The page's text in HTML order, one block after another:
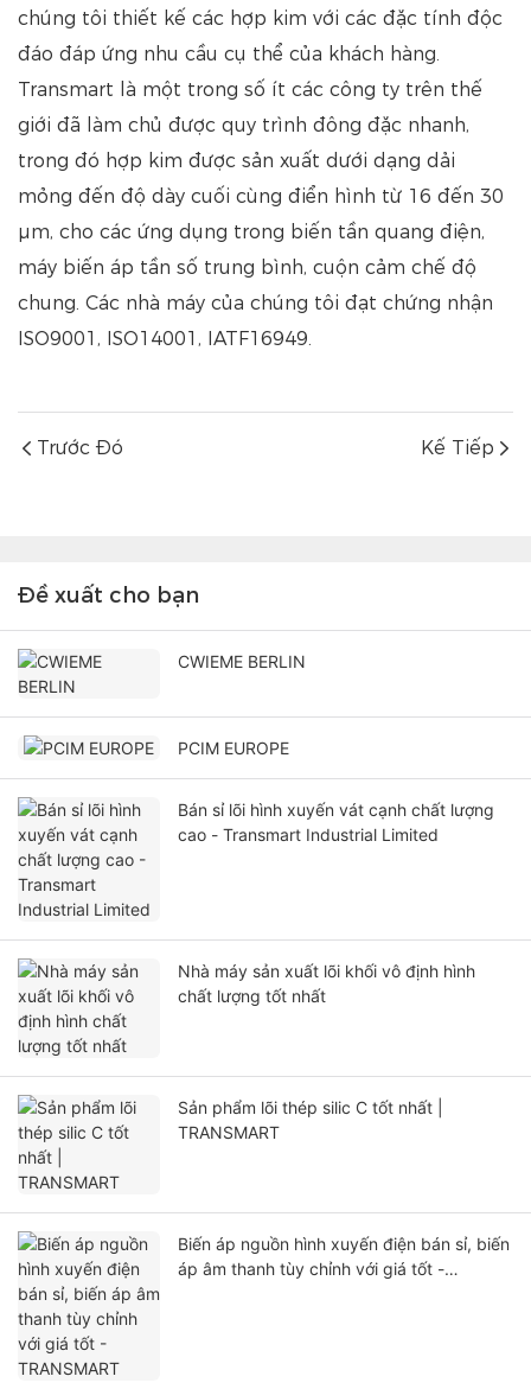
chúng tôi thiết kế các hợp kim với các đặc tính độc
đáo đáp ứng nhu cầu cụ thể của khách hàng.
Transmart là một trong số ít các công ty trên thế
giới đã làm chủ được quy trình đông đặc nhanh,
trong đó hợp kim được sản xuất dưới dạng dải
mỏng đến độ dày cuối cùng điển hình từ 16 đến 30
μm, cho các ứng dụng trong biến tần quang điện,
máy biến áp tần số trung bình, cuộn cảm chế độ
chung. Các nhà máy của chúng tôi đạt chứng nhận
ISO9001, ISO14001, IATF16949.
Trước Đó Kế Tiếp
Đề xuất cho bạn
CWIEME BERLIN
PCIM EUROPE
Bán sỉ lõi hình xuyến vát cạnh chất lượng
cao - Transmart Industrial Limited
Nhà máy sản xuất lõi khối vô định hình
chất lượng tốt nhất
Sản phẩm lõi thép silic C tốt nhất |
TRANSMART
Biến áp nguồn hình xuyến điện bán sỉ, biến
áp âm thanh tùy chỉnh với giá tốt -